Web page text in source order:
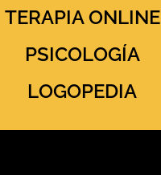
TERAPIA ONLINE
PSICOLOGÍA
LOGOPEDIA